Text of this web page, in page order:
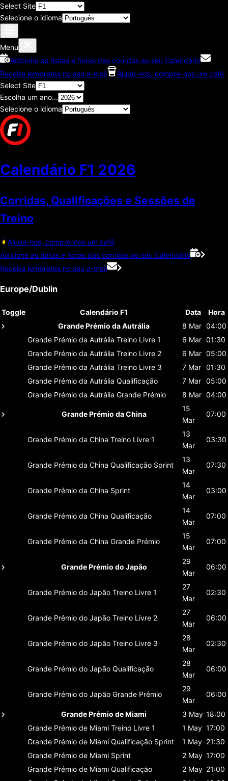
Select Site
Selecione o idioma
Menu
Adicione as datas e horas das corridas ao seu Calendário
Receba lembretes no seu e-mail
Ajude-nos, compre-nos um café
Select Site
Escolha um ano...
Selecione o idioma
Calendário F1 2026
Corridas, Qualificações e Sessões de
Treino
Ajude-nos, compre-nos um café
Adicione as datas e horas das corridas ao seu Calendário
Receba lembretes no seu e-mail
Europe/Dublin
Toggle Calendário F1 Data
Hora
Grande Prémio da Autrália
8 Mar 04:00
Grande Prémio da Autrália Treino Livre 1 6 Mar 01:30
Grande Prémio da Autrália Treino Livre 2 6 Mar 05:00
Grande Prémio da Autrália Treino Livre 3 7 Mar 01:30
Grande Prémio da Autrália Qualificação 7 Mar 05:00
Grande Prémio da Autrália Grande Prémio 8 Mar 04:00
Grande Prémio da China
15
Mar
07:00
Grande Prémio da China Treino Livre 1
13
Mar
03:30
Grande Prémio da China Qualificação Sprint
13
Mar
07:30
Grande Prémio da China Sprint
14
Mar
03:00
Grande Prémio da China Qualificação
14
Mar
07:00
Grande Prémio da China Grande Prémio
15
Mar
07:00
Grande Prémio do Japão
29
Mar
06:00
Grande Prémio do Japão Treino Livre 1
27
Mar
02:30
Grande Prémio do Japão Treino Livre 2
27
Mar
06:00
Grande Prémio do Japão Treino Livre 3
28
Mar
02:30
Grande Prémio do Japão Qualificação
28
Mar
06:00
Grande Prémio do Japão Grande Prémio
29
Mar
06:00
Grande Prémio de Miami 3 May 18:00
Grande Prémio de Miami Treino Livre 1 1 May 17:00
Grande Prémio de Miami Qualificação Sprint 1 May 21:30
Grande Prémio de Miami Sprint 2 May 17:00
Grande Prémio de Miami Qualificação 2 May 21:00